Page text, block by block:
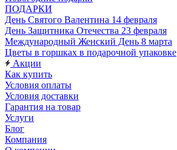
ПОДАРКИ
День Святого Валентина 14 февраля
День Защитника Отечества 23 февраля
Международный Женский День 8 марта
Цветы в горшках в подарочной упаковке
Акции
Как купить
Условия оплаты
Условия доставки
Гарантия на товар
Услуги
Блог
Компания